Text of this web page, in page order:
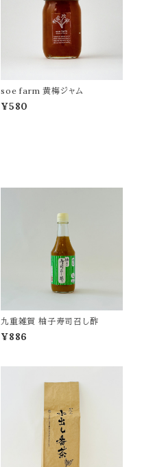
soe farm 黄梅ジャム
¥580
九重雑賀 柚子寿司召し酢
¥886